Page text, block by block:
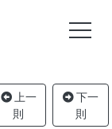
上一
則
下一
則